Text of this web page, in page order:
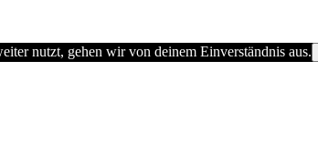
nutzt, gehen wir von deinem Einverständnis aus.